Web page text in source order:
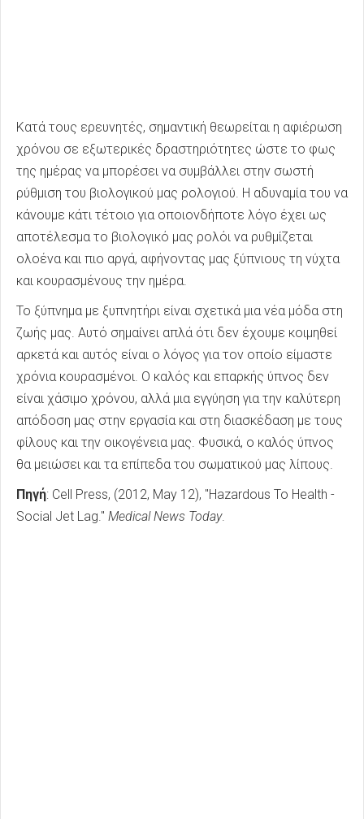
Κατά τους ερευνητές, σημαντική θεωρείται η αφιέρωση
χρόνου σε εξωτερικές δραστηριότητες ώστε το φως
της ημέρας να μπορέσει να συμβάλλει στην σωστή
ρύθμιση του βιολογικού μας ρολογιού. Η αδυναμία του να
κάνουμε κάτι τέτοιο για οποιονδήποτε λόγο έχει ως
αποτέλεσμα το βιολογικό μας ρολόι να ρυθμίζεται
ολοένα και πιο αργά, αφήνοντας μας ξύπνιους τη νύχτα
και κουρασμένους την ημέρα.
Το ξύπνημα με ξυπνητήρι είναι σχετικά μια νέα μόδα στη
ζωής μας. Αυτό σημαίνει απλά ότι δεν έχουμε κοιμηθεί
αρκετά και αυτός είναι ο λόγος για τον οποίο είμαστε
χρόνια κουρασμένοι. Ο καλός και επαρκής ύπνος δεν
είναι χάσιμο χρόνου, αλλά μια εγγύηση για την καλύτερη
απόδοση μας στην εργασία και στη διασκέδαση με τους
φίλους και την οικογένεια μας. Φυσικά, ο καλός ύπνος
θα μειώσει και τα επίπεδα του σωματικού μας λίπους.
Πηγή: Cell Press, (2012, May 12), "Hazardous To Health -
Social Jet Lag." Medical News Today.